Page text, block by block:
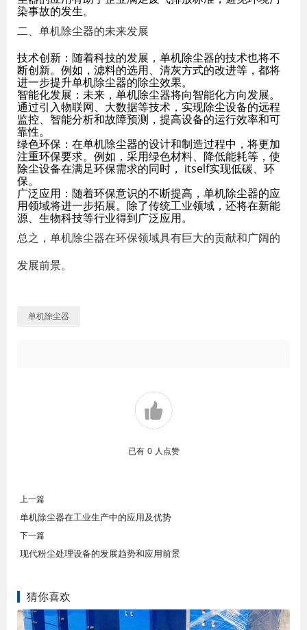
染事故的发生。
二、单机除尘器的未来发展
技术创新：随着科技的发展，单机除尘器的技术也将不
断创新。例如，滤料的选用、清灰方式的改进等，都将
进一步提升单机除尘器的除尘效果。
智能化发展：未来，单机除尘器将向智能化方向发展。
通过引入物联网、大数据等技术，实现除尘设备的远程
监控、智能分析和故障预测，提高设备的运行效率和可
靠性。
绿色环保：在单机除尘器的设计和制造过程中，将更加
注重环保要求。例如，采用绿色材料、降低能耗等，使
除尘设备在满足环保需求的同时， itself实现低碳、环
保。
广泛应用：随着环保意识的不断提高，单机除尘器的应
用领域将进一步拓展。除了传统工业领域，还将在新能
源、生物科技等行业得到广泛应用。
总之，单机除尘器在环保领域具有巨大的贡献和广阔的
发展前景。
单机除尘器
已有 0 人点赞
上一篇
单机除尘器在工业生产中的应用及优势
下一篇
现代粉尘处理设备的发展趋势和应用前景
猜你喜欢